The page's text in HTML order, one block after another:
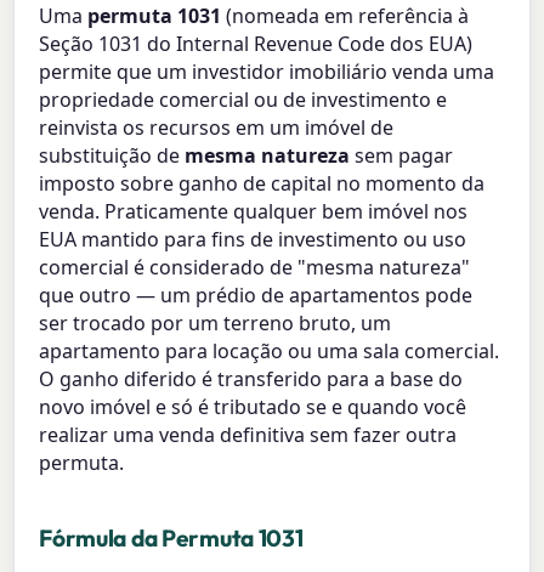
Uma permuta 1031 (nomeada em referência à
Seção 1031 do Internal Revenue Code dos EUA)
permite que um investidor imobiliário venda uma
propriedade comercial ou de investimento e
reinvista os recursos em um imóvel de
substituição de mesma natureza sem pagar
imposto sobre ganho de capital no momento da
venda. Praticamente qualquer bem imóvel nos
EUA mantido para fins de investimento ou uso
comercial é considerado de "mesma natureza"
que outro — um prédio de apartamentos pode
ser trocado por um terreno bruto, um
apartamento para locação ou uma sala comercial.
O ganho diferido é transferido para a base do
novo imóvel e só é tributado se e quando você
realizar uma venda definitiva sem fazer outra
permuta.
Fórmula da Permuta 1031